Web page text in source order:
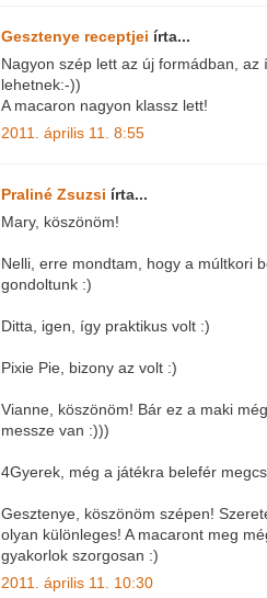
Gesztenye receptjei írta...
Nagyon szép lett az új formádban, az
lehetnek:-))
A macaron nagyon klassz lett!
2011. április 11. 8:55
Praliné Zsuzsi írta...
Mary, köszönöm!
Nelli, erre mondtam, hogy a múltkori
gondoltunk :)
Ditta, igen, így praktikus volt :)
Pixie Pie, bizony az volt :)
Vianne, köszönöm! Bár ez a maki
messze van :)))
4Gyerek, még a játékra belefér
Gesztenye, köszönöm szépen!
olyan különleges! A macaront meg
gyakorlok szorgosan :)
2011. április 11. 10:30